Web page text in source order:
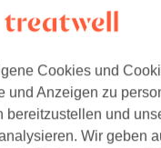
(10)
Cookies und
und Anzeigen zu
bereitzustellen und
Wir geben